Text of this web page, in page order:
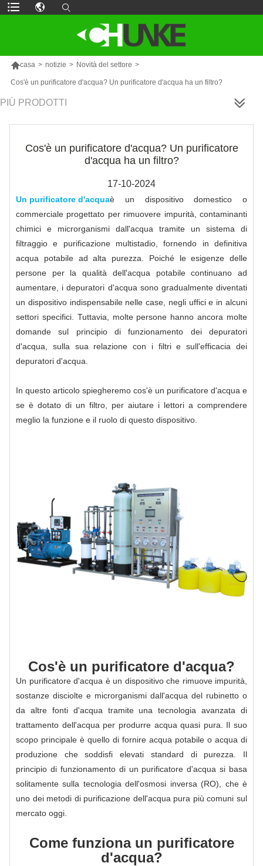
casa > notizie > Novità del settore >
Cos'è un purificatore d'acqua? Un purificatore d'acqua ha un filtro?
PIÙ PRODOTTI
Cos'è un purificatore d'acqua? Un purificatore
d'acqua ha un filtro?
17-10-2024
Un purificatore d'acquaè un dispositivo domestico o
commerciale progettato per rimuovere impurità, contaminanti
chimici e microrganismi dall'acqua tramite un sistema di
filtraggio e purificazione multistadio, fornendo in definitiva
acqua potabile ad alta purezza. Poiché le esigenze delle
persone per la qualità dell'acqua potabile continuano ad
aumentare, i depuratori d'acqua sono gradualmente diventati
un dispositivo indispensabile nelle case, negli uffici e in alcuni
settori specifici. Tuttavia, molte persone hanno ancora molte
domande sul principio di funzionamento dei depuratori
d'acqua, sulla sua relazione con i filtri e sull'efficacia dei
depuratori d'acqua.
In questo articolo spiegheremo cos'è un purificatore d'acqua e
se è dotato di un filtro, per aiutare i lettori a comprendere
meglio la funzione e il ruolo di questo dispositivo.
Cos'è un purificatore d'acqua?
Un purificatore d'acqua è un dispositivo che rimuove impurità,
sostanze disciolte e microrganismi dall'acqua del rubinetto o
da altre fonti d'acqua tramite una tecnologia avanzata di
trattamento dell'acqua per produrre acqua quasi pura. Il suo
scopo principale è quello di fornire acqua potabile o acqua di
produzione che soddisfi elevati standard di purezza. Il
principio di funzionamento di un purificatore d'acqua si basa
solitamente sulla tecnologia dell'osmosi inversa (RO), che è
uno dei metodi di purificazione dell'acqua pura più comuni sul
mercato oggi.
Come funziona un purificatore
d'acqua?